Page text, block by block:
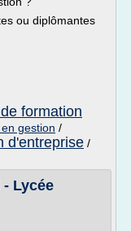
ou diplômantes
formation
gestion /
d'entreprise /
Lycée